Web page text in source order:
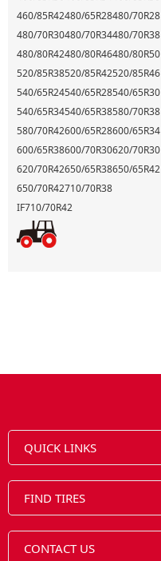
460/85R42480/65R28480/70R28
480/70R30480/70R34480/70R38
480/80R42480/80R46480/80R50
520/85R38520/85R42520/85R46
540/65R24540/65R28540/65R30
540/65R34540/65R38580/70R38
580/70R42600/65R28600/65R34
600/65R38600/70R30620/70R30
620/70R42650/65R38650/65R42
650/70R42710/70R38
IF710/70R42
QUICK LINKS
FIND TIRES
CONTACT US